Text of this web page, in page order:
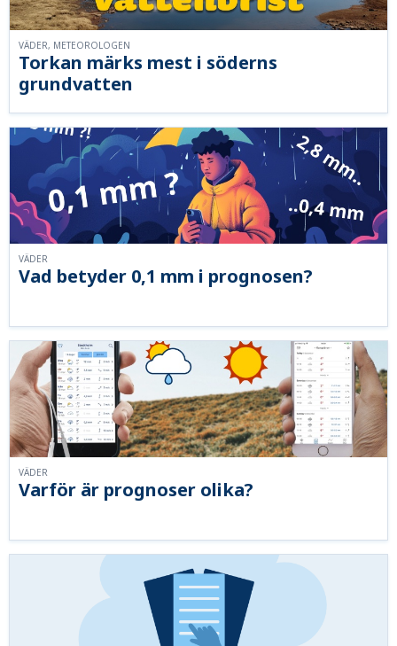
Torkan märks mest i söderns
grundvatten
VÄDER, METEOROLOGEN
Vad betyder 0,1 mm i prognosen?
VÄDER
Varför är prognoser olika?
VÄDER